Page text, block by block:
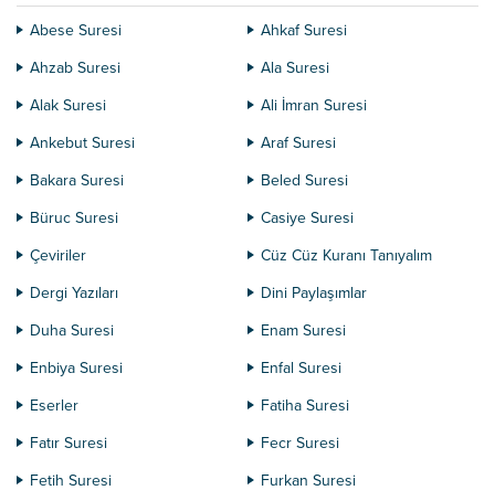
Abese Suresi
Ahkaf Suresi
Ahzab Suresi
Ala Suresi
Alak Suresi
Ali İmran Suresi
Ankebut Suresi
Araf Suresi
Bakara Suresi
Beled Suresi
Büruc Suresi
Casiye Suresi
Çeviriler
Cüz Cüz Kuranı Tanıyalım
Dergi Yazıları
Dini Paylaşımlar
Duha Suresi
Enam Suresi
Enbiya Suresi
Enfal Suresi
Eserler
Fatiha Suresi
Fatır Suresi
Fecr Suresi
Fetih Suresi
Furkan Suresi